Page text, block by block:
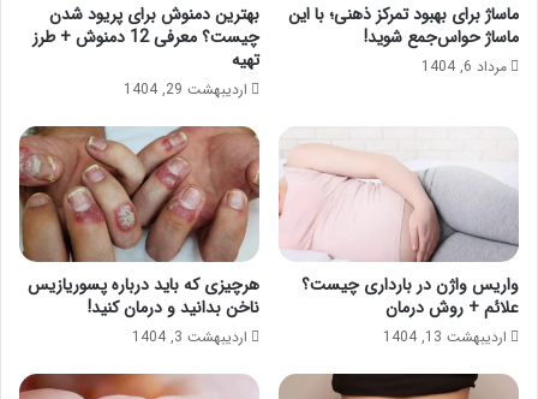
ماساژ برای بهبود تمرکز ذهنی؛ با این
ماساژ حواس‌جمع شوید!
مرداد 6, 1404
بهترین دمنوش برای پریود شدن
چیست؟ معرفی 12 دمنوش + طرز
تهیه
اردیبهشت 29, 1404
واریس واژن در بارداری چیست؟
علائم + روش درمان
اردیبهشت 13, 1404
هرچیزی که باید درباره پسوریازیس
ناخن بدانید و درمان کنید!
اردیبهشت 3, 1404